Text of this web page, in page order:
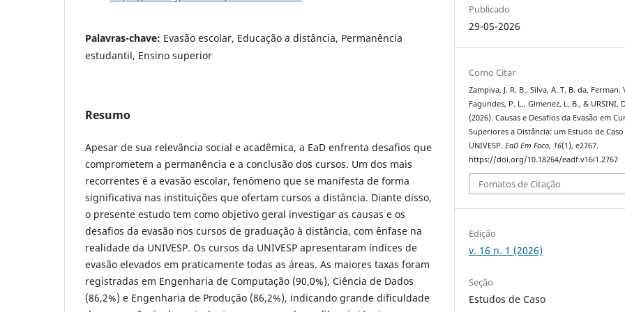
Palavras-chave: Evasão escolar, Educação a distância, Permanência
estudantil, Ensino superior
Resumo
Apesar de sua relevância social e acadêmica, a EaD enfrenta desafios que
comprometem a permanência e a conclusão dos cursos. Um dos mais
recorrentes é a evasão escolar, fenômeno que se manifesta de forma
significativa nas instituições que ofertam cursos a distância. Diante disso,
o presente estudo tem como objetivo geral investigar as causas e os
desafios da evasão nos cursos de graduação à distância, com ênfase na
realidade da UNIVESP. Os cursos da UNIVESP apresentaram índices de
evasão elevados em praticamente todas as áreas. As maiores taxas foram
registradas em Engenharia de Computação (90,0%), Ciência de Dados
(86,2%) e Engenharia de Produção (86,2%), indicando grande dificuldade
Publicado
29-05-2026
Como Citar
Zampiva, J. R. B., Silva, A. T. B. da, Ferman,
Fagundes, P. L., Gimenez, L. B., & URSINI,
(2026). Causas e Desafios da Evasão em
Superiores a Distância: um Estudo de
UNIVESP.EaD Em Foco, 16(1), e2767.
https://doi.org/10.18264/eadf.v16i1.2767
Fomatos de Citação
Edição
v. 16 n. 1 (2026)
Seção
Estudos de Caso